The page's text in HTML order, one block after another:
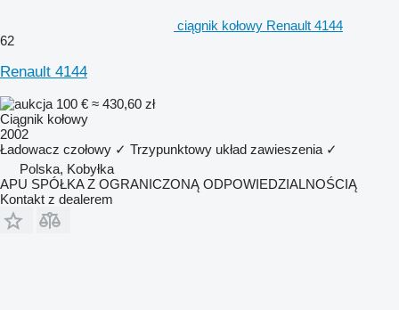
ciągnik kołowy Renault 4144
62
Renault 4144
100 € ≈ 430,60 zł
Ciągnik kołowy
2002
Ładowacz czołowy ✓ Trzypunktowy układ zawieszenia ✓
Polska, Kobyłka
APU SPÓŁKA Z OGRANICZONĄ ODPOWIEDZIALNOŚCIĄ
Kontakt z dealerem